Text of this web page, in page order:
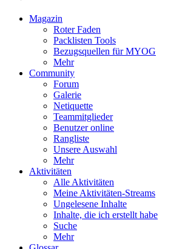
Magazin
Roter Faden
Packlisten Tools
Bezugsquellen für MYOG
Mehr
Community
Forum
Galerie
Netiquette
Teammitglieder
Benutzer online
Rangliste
Unsere Auswahl
Mehr
Aktivitäten
Alle Aktivitäten
Meine Aktivitäten-Streams
Ungelesene Inhalte
Inhalte, die ich erstellt habe
Suche
Mehr